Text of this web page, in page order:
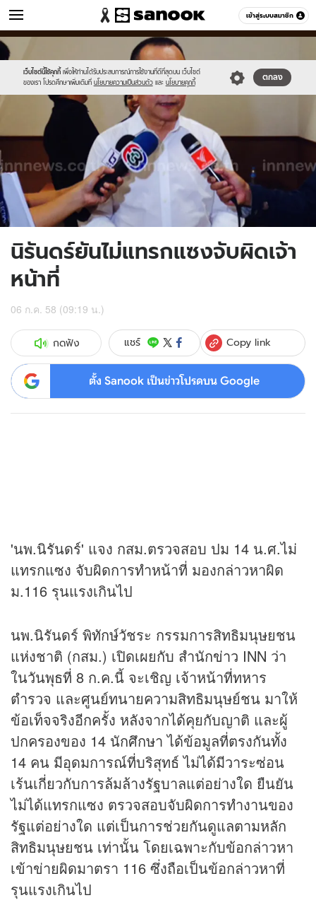
เข้าสู่ระบบสมาชิก
ข่าว หมวดอื่นๆ
เว็บไซต์นี้ใช้คุกกี้ เพื่อให้ท่านได้รับประสบการณ์การใช้งานที่ดีที่สุดบน เว็บไซต์
ของเรา โปรดศึกษาเพิ่มเติมที่ นโยบายความเป็นส่วนตัว และ นโยบายคุกกี้
ตกลง
//s.isanook.com/sr/0/images/logo-
new-
sanook.png
//s.isanook.com/ns/0/ud/364/1824458/629751-
01.jpg
นิรันดร์ยันไม่แทรกแซงจับผิดเจ้า
หน้าที่
06 ก.ค. 58 (09:19 น.)
กดฟัง แชร์ Copy link
ตั้ง Sanook เป็นข่าวโปรดบน Google
'นพ.นิรันดร์' แจง กสม.ตรวจสอบ ปม 14 น.ศ.ไม่
แทรกแซง จับผิดการทำหน้าที่ มองกล่าวหาผิด
ม.116 รุนแรงเกินไป
นพ.นิรันดร์ พิทักษ์วัชระ กรรมการสิทธิมนุษยชน
แห่งชาติ (กสม.) เปิดเผยกับ สำนักข่าว INN ว่า
ในวันพุธที่ 8 ก.ค.นี้ จะเชิญ เจ้าหน้าที่ทหาร
ตำรวจ และศูนย์ทนายความสิทธิมนุษย์ชน มาให้
ข้อเท็จจริงอีกครั้ง หลังจากได้คุยกับญาติ และผู้
ปกครองของ 14 นักศึกษา ได้ข้อมูลที่ตรงกันทั้ง
14 คน มีอุดมการณ์ที่บริสุทธ์ ไม่ได้มีวาระซ่อน
เร้นเกี่ยวกับการล้มล้างรัฐบาลแต่อย่างใด ยืนยัน
ไม่ได้แทรกแซง ตรวจสอบจับผิดการทำงานของ
รัฐแต่อย่างใด แต่เป็นการช่วยกันดูแลตามหลัก
สิทธิมนุษยชน เท่านั้น โดยเฉพาะกับข้อกล่าวหา
เข้าข่ายผิดมาตรา 116 ซึ่งถือเป็นข้อกล่าวหาที่
รุนแรงเกินไป